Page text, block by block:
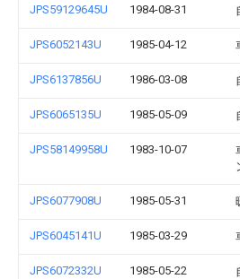
JPS59129645U 1984-08-31
JPS6052143U 1985-04-12
JPS6137856U 1986-03-08
JPS6065135U 1985-05-09
JPS58149958U 1983-10-07
JPS6077908U 1985-05-31
JPS6045141U 1985-03-29
JPS6072332U 1985-05-22